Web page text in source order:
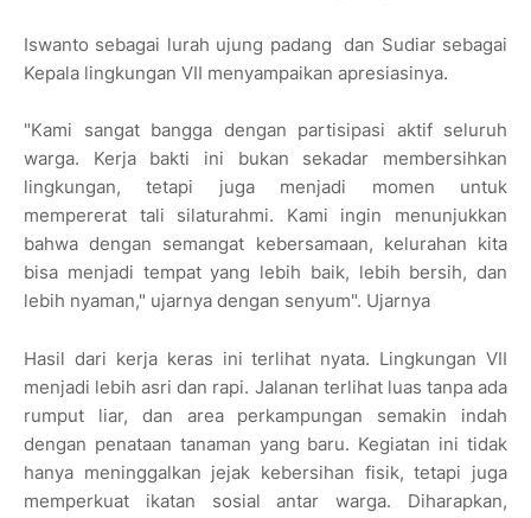
Iswanto sebagai lurah ujung padang dan Sudiar sebagai
Kepala lingkungan VII menyampaikan apresiasinya.
"Kami sangat bangga dengan partisipasi aktif seluruh
warga. Kerja bakti ini bukan sekadar membersihkan
lingkungan, tetapi juga menjadi momen untuk
mempererat tali silaturahmi. Kami ingin menunjukkan
bahwa dengan semangat kebersamaan, kelurahan kita
bisa menjadi tempat yang lebih baik, lebih bersih, dan
lebih nyaman," ujarnya dengan senyum". Ujarnya
Hasil dari kerja keras ini terlihat nyata. Lingkungan VII
menjadi lebih asri dan rapi. Jalanan terlihat luas tanpa ada
rumput liar, dan area perkampungan semakin indah
dengan penataan tanaman yang baru. Kegiatan ini tidak
hanya meninggalkan jejak kebersihan fisik, tetapi juga
memperkuat ikatan sosial antar warga. Diharapkan,